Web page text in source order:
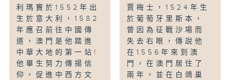
利瑪竇於1552年出
生於意大利，1582
年應召前往中國傳
道，澳門是他踏進
中華大地的第一站!
他畢生努力傳揚信
仰，促進中西方文
賈梅士，1524年生
於葡萄牙里斯本，
曾因為征戰沙場而
失去右眼，傳說他
在1556年來到澳
門，在澳門居住了
兩年，並在白鴿巢